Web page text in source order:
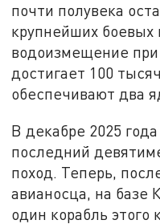
почти полувека
крупнейших боевых
водоизмещение при
достигает 100
обеспечивают два
В декабре 2025
последний
поход. Теперь,
авианосца, на базе
один корабль этого